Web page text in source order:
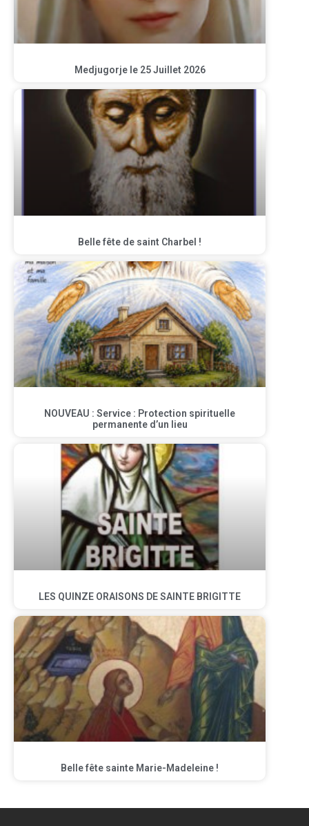
Medjugorje le 25 Juillet 2026
Belle fête de saint Charbel !
NOUVEAU : Service : Protection spirituelle
permanente d’un lieu
LES QUINZE ORAISONS DE SAINTE BRIGITTE
Belle fête sainte Marie-Madeleine !